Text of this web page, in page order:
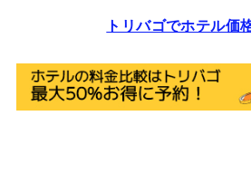
トリバゴでホテル価